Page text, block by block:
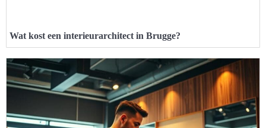
Wat kost een interieurarchitect in Brugge?